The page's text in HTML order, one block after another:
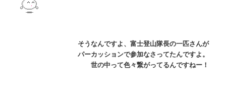
そうなんですよ、富士登山隊長の一匹さんが
パーカッションで参加なさってたんですよ。
世の中って色々繋がってるんですねー！